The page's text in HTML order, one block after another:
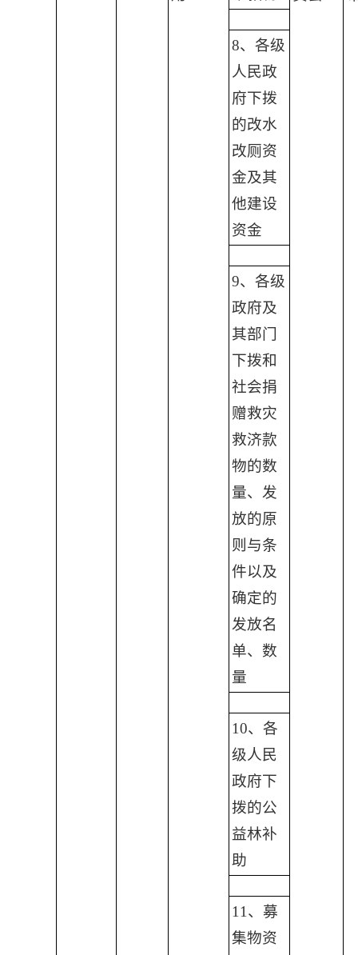
8、各级
人民政
府下拨
的改水
改厕资
金及其
他建设
资金
9、各级
政府及
其部门
下拨和
社会捐
赠救灾
救济款
物的数
量、发
放的原
则与条
件以及
确定的
发放名
单、数
量
10、各
级人民
政府下
拨的公
益林补
助
11、募
集物资